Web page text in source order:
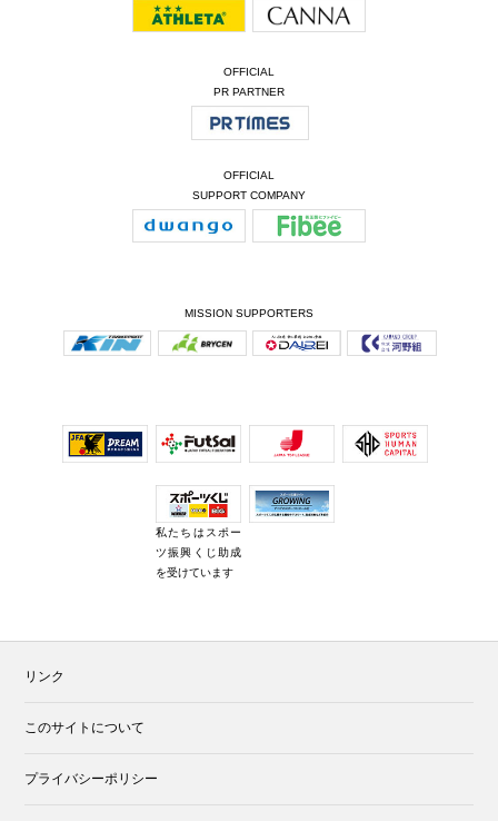
OFFICIAL
PR PARTNER
OFFICIAL
SUPPORT COMPANY
MISSION SUPPORTERS
私たちはスポー
ツ振興くじ助成
を受けています
リンク
このサイトについて
プライバシーポリシー